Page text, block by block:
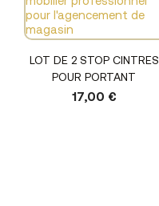
LOT DE 2 STOP CINTRES
POUR PORTANT
17,00 €